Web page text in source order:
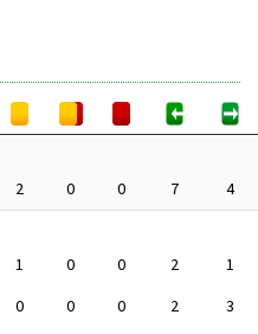
2 0 0 7
4
1 0 0 2
1
0 0 0 2
3